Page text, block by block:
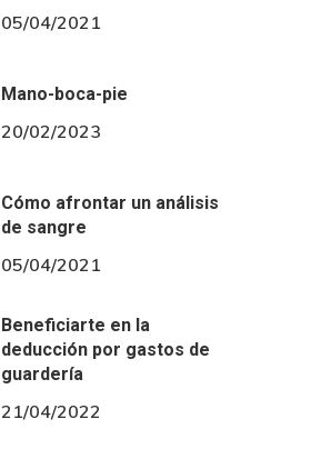
05/04/2021
Mano-boca-pie
20/02/2023
Cómo afrontar un análisis
de sangre
05/04/2021
Beneficiarte en la
deducción por gastos de
guardería
21/04/2022